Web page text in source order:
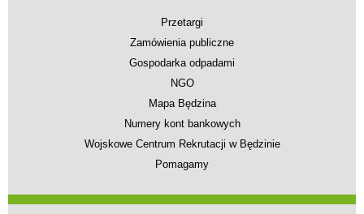
Przetargi
Zamówienia publiczne
Gospodarka odpadami
NGO
Mapa Będzina
Numery kont bankowych
Wojskowe Centrum Rekrutacji w Będzinie
Pomagamy